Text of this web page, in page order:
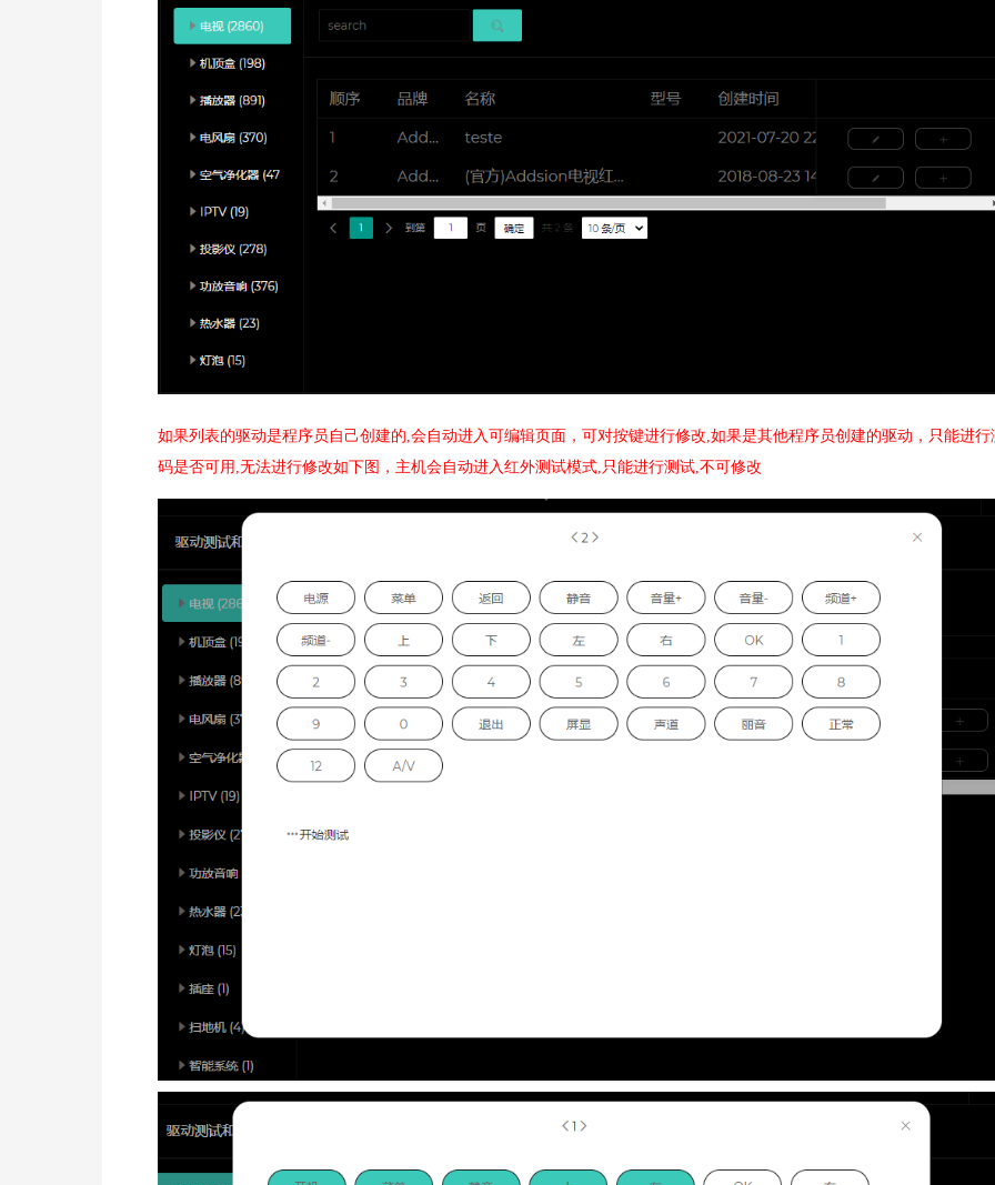
如果列表的驱动是程序员自己创建的,会自动进入可编辑页面，可对按键进行修改,如果是其他程序员创建的驱动，只能进行
码是否可用,无法进行修改如下图，主机会自动进入红外测试模式,只能进行测试,不可修改